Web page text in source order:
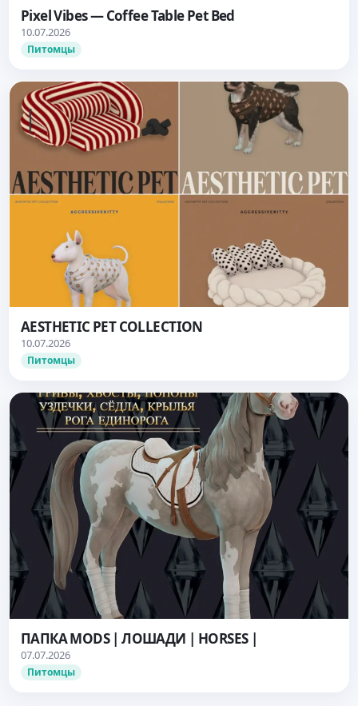
Pixel Vibes — Coffee Table Pet Bed
10.07.2026
Питомцы
AESTHETIC PET COLLECTION
10.07.2026
Питомцы
ПАПКА MODS | ЛОШАДИ | HORSES |
07.07.2026
Питомцы